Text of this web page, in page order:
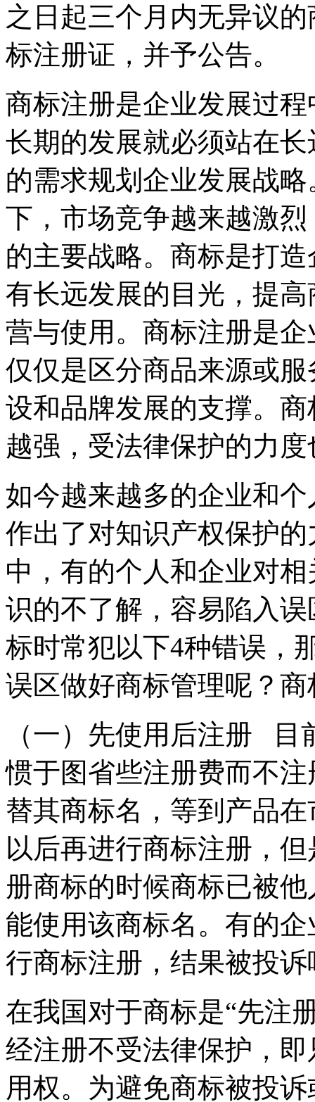
之日起三个月内无异议
标注册证，并予公告。
商标注册是企业发展过
长期的发展就必须站在
的需求规划企业发展战
下，市场竞争越来越激
的主要战略。商标是打
有长远发展的目光，提
营与使用。商标注册是
仅仅是区分商品来源或
设和品牌发展的支撑。
越强，受法律保护的力
如今越来越多的企业和
作出了对知识产权保护
中，有的个人和企业对
识的不了解，容易陷入
标时常犯以下4种错误，
误区做好商标管理呢？
（一）先使用后注册 目
惯于图省些注册费而不
替其商标名，等到产品
以后再进行商标注册，
册商标的时候商标已被
能使用该商标名。有的
行商标注册，结果被投
在我国对于商标是“先注
经注册不受法律保护，
用权。为避免商标被投